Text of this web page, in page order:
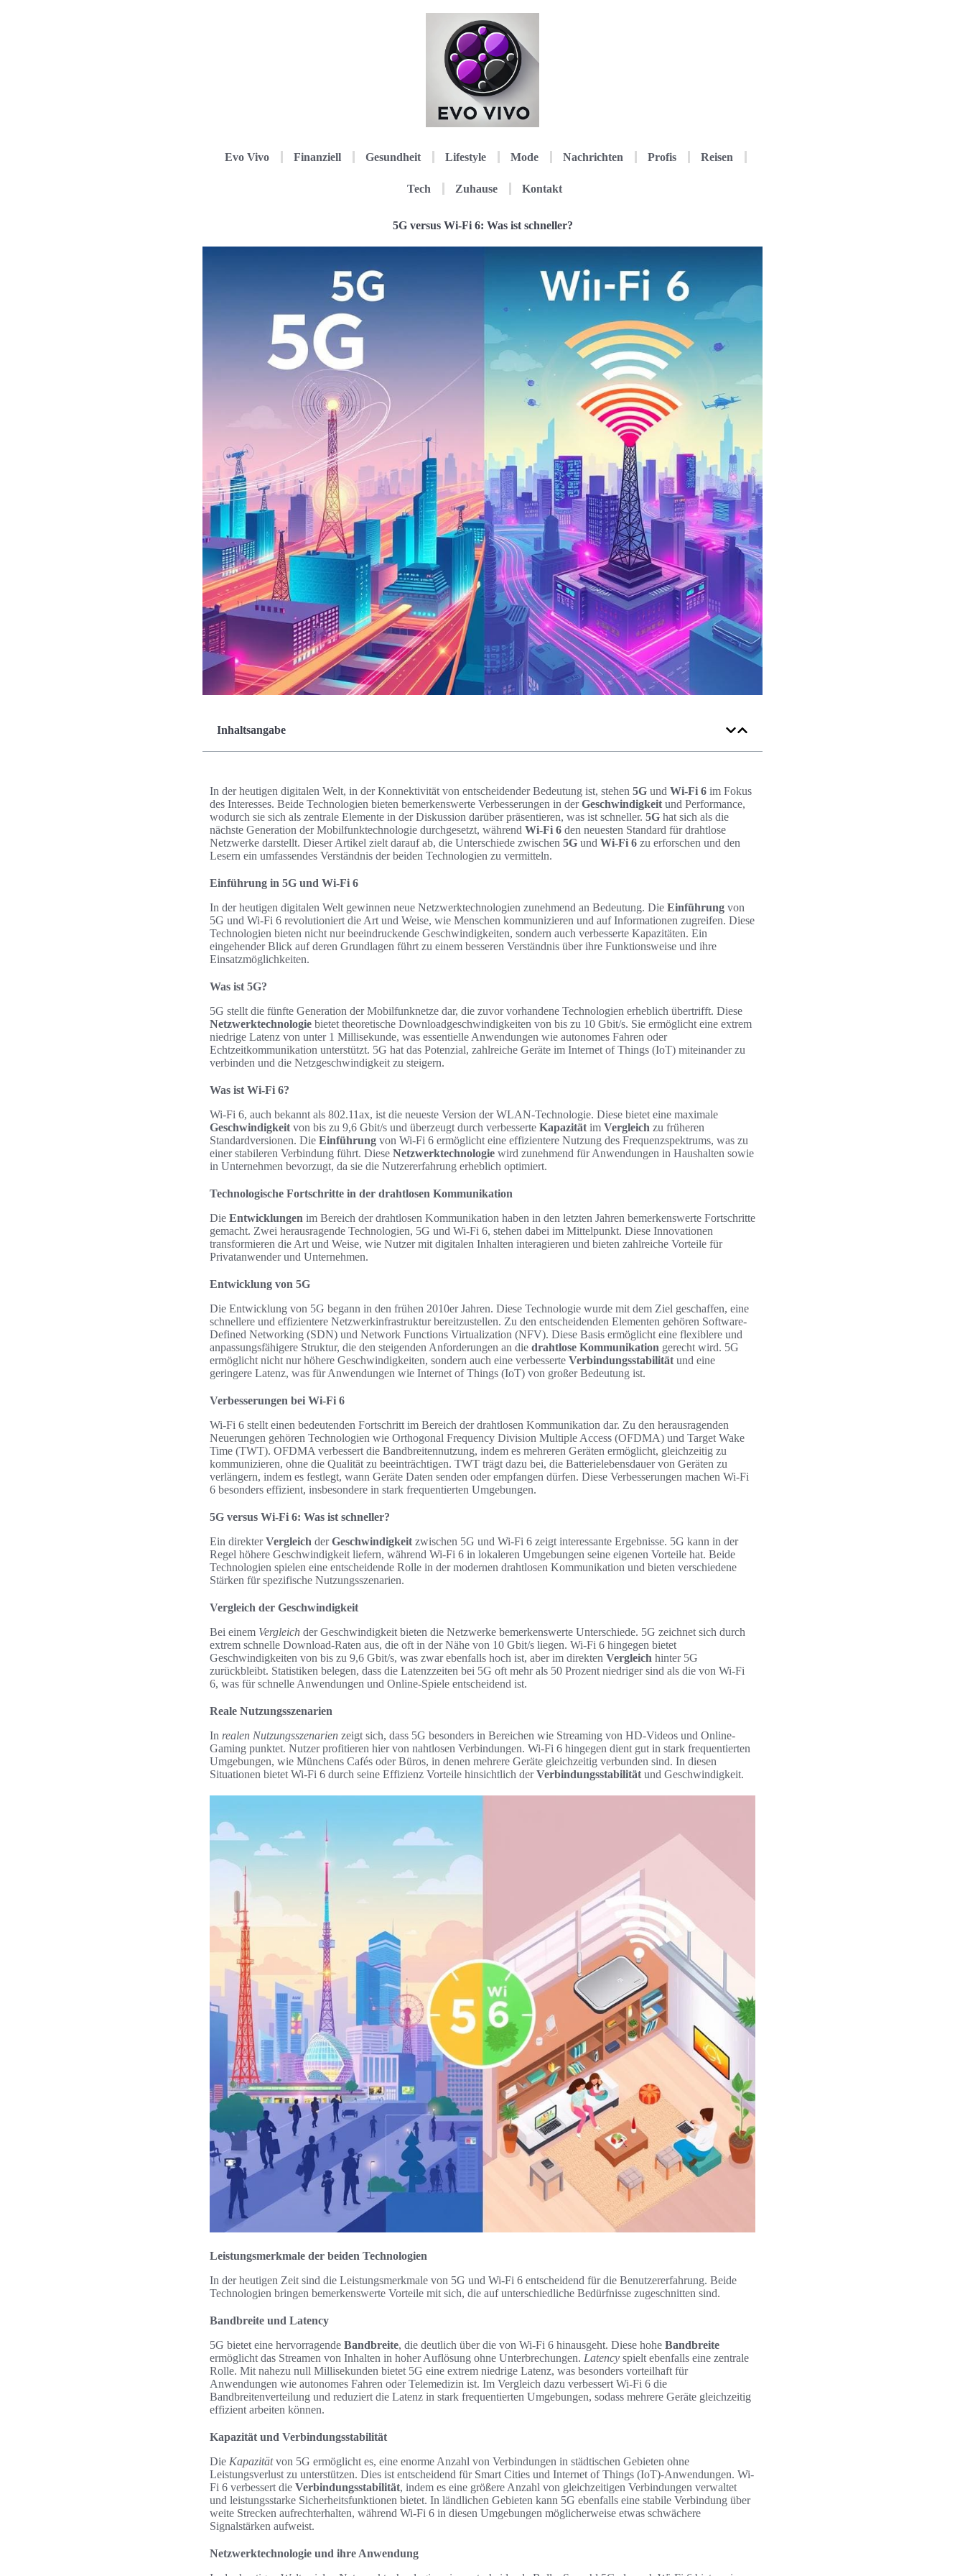
Evo Vivo Finanziell Gesundheit Lifestyle Mode Nachrichten Profis Reisen
Tech Zuhause Kontakt
5G versus Wi-Fi 6: Was ist schneller?
Inhaltsangabe
In der heutigen digitalen Welt, in der Konnektivität von entscheidender Bedeutung ist, stehen 5G und Wi-Fi 6 im Fokus
des Interesses. Beide Technologien bieten bemerkenswerte Verbesserungen in derGeschwindigkeit und Performance,
wodurch sie sich als zentrale Elemente in der Diskussion darüber präsentieren, was ist schneller. 5G hat sich als die
nächste Generation der Mobilfunktechnologie durchgesetzt, während Wi-Fi 6 den neuesten Standard für drahtlose
Netzwerke darstellt. Dieser Artikel zielt darauf ab, die Unterschiede zwischen 5G und Wi-Fi 6 zu erforschen und den
Lesern ein umfassendes Verständnis der beiden Technologien zu vermitteln.
Einführung in 5G und Wi-Fi 6
In der heutigen digitalen Welt gewinnen neue Netzwerktechnologien zunehmend an Bedeutung. Die Einführung von
5G und Wi-Fi 6 revolutioniert die Art und Weise, wie Menschen kommunizieren und auf Informationen zugreifen. Diese
Technologien bieten nicht nur beeindruckende Geschwindigkeiten, sondern auch verbesserte Kapazitäten. Ein
eingehender Blick auf deren Grundlagen führt zu einem besseren Verständnis über ihre Funktionsweise und ihre
Einsatzmöglichkeiten.
Was ist 5G?
5G stellt die fünfte Generation der Mobilfunknetze dar, die zuvor vorhandene Technologien erheblich übertrifft. Diese
Netzwerktechnologie bietet theoretische Downloadgeschwindigkeiten von bis zu 10 Gbit/s. Sie ermöglicht eine extrem
niedrige Latenz von unter 1 Millisekunde, was essentielle Anwendungen wie autonomes Fahren oder
Echtzeitkommunikation unterstützt. 5G hat das Potenzial, zahlreiche Geräte im Internet of Things (IoT) miteinander zu
verbinden und die Netzgeschwindigkeit zu steigern.
Was ist Wi-Fi 6?
Wi-Fi 6, auch bekannt als 802.11ax, ist die neueste Version der WLAN-Technologie. Diese bietet eine maximale
Geschwindigkeit von bis zu 9,6 Gbit/s und überzeugt durch verbesserte Kapazität im Vergleich zu früheren
Standardversionen. Die Einführung von Wi-Fi 6 ermöglicht eine effizientere Nutzung des Frequenzspektrums, was zu
einer stabileren Verbindung führt. Diese Netzwerktechnologie wird zunehmend für Anwendungen in Haushalten sowie
in Unternehmen bevorzugt, da sie die Nutzererfahrung erheblich optimiert.
Technologische Fortschritte in der drahtlosen Kommunikation
Die Entwicklungen im Bereich der drahtlosen Kommunikation haben in den letzten Jahren bemerkenswerte Fortschritte
gemacht. Zwei herausragende Technologien, 5G und Wi-Fi 6, stehen dabei im Mittelpunkt. Diese Innovationen
transformieren die Art und Weise, wie Nutzer mit digitalen Inhalten interagieren und bieten zahlreiche Vorteile für
Privatanwender und Unternehmen.
Entwicklung von 5G
Die Entwicklung von 5G begann in den frühen 2010er Jahren. Diese Technologie wurde mit dem Ziel geschaffen, eine
schnellere und effizientere Netzwerkinfrastruktur bereitzustellen. Zu den entscheidenden Elementen gehören Software-
Defined Networking (SDN) und Network Functions Virtualization (NFV). Diese Basis ermöglicht eine flexiblere und
anpassungsfähigere Struktur, die den steigenden Anforderungen an die drahtlose Kommunikation gerecht wird. 5G
ermöglicht nicht nur höhere Geschwindigkeiten, sondern auch eine verbesserte Verbindungsstabilität und eine
geringere Latenz, was für Anwendungen wie Internet of Things (IoT) von großer Bedeutung ist.
Verbesserungen bei Wi-Fi 6
Wi-Fi 6 stellt einen bedeutenden Fortschritt im Bereich der drahtlosen Kommunikation dar. Zu den herausragenden
Neuerungen gehören Technologien wie Orthogonal Frequency Division Multiple Access (OFDMA) und Target Wake
Time (TWT). OFDMA verbessert die Bandbreitennutzung, indem es mehreren Geräten ermöglicht, gleichzeitig zu
kommunizieren, ohne die Qualität zu beeinträchtigen. TWT trägt dazu bei, die Batterielebensdauer von Geräten zu
verlängern, indem es festlegt, wann Geräte Daten senden oder empfangen dürfen. Diese Verbesserungen machen Wi-Fi
6 besonders effizient, insbesondere in stark frequentierten Umgebungen.
5G versus Wi-Fi 6: Was ist schneller?
Ein direkterVergleich derGeschwindigkeit zwischen 5G und Wi-Fi 6 zeigt interessante Ergebnisse. 5G kann in der
Regel höhere Geschwindigkeit liefern, während Wi-Fi 6 in lokaleren Umgebungen seine eigenen Vorteile hat. Beide
Technologien spielen eine entscheidende Rolle in der modernen drahtlosen Kommunikation und bieten verschiedene
Stärken für spezifische Nutzungsszenarien.
Vergleich der Geschwindigkeit
Bei einem Vergleich der Geschwindigkeit bieten die Netzwerke bemerkenswerte Unterschiede. 5G zeichnet sich durch
extrem schnelle Download-Raten aus, die oft in der Nähe von 10 Gbit/s liegen. Wi-Fi 6 hingegen bietet
Geschwindigkeiten von bis zu 9,6 Gbit/s, was zwar ebenfalls hoch ist, aber im direkten Vergleich hinter 5G
zurückbleibt. Statistiken belegen, dass die Latenzzeiten bei 5G oft mehr als 50 Prozent niedriger sind als die von Wi-Fi
6, was für schnelle Anwendungen und Online-Spiele entscheidend ist.
Reale Nutzungsszenarien
In realen Nutzungsszenarien zeigt sich, dass 5G besonders in Bereichen wie Streaming von HD-Videos und Online-
Gaming punktet. Nutzer profitieren hier von nahtlosen Verbindungen. Wi-Fi 6 hingegen dient gut in stark frequentierten
Umgebungen, wie Münchens Cafés oder Büros, in denen mehrere Geräte gleichzeitig verbunden sind. In diesen
Situationen bietet Wi-Fi 6 durch seine Effizienz Vorteile hinsichtlich derVerbindungsstabilität und Geschwindigkeit.
Leistungsmerkmale der beiden Technologien
In der heutigen Zeit sind die Leistungsmerkmale von 5G und Wi-Fi 6 entscheidend für die Benutzererfahrung. Beide
Technologien bringen bemerkenswerte Vorteile mit sich, die auf unterschiedliche Bedürfnisse zugeschnitten sind.
Bandbreite und Latency
5G bietet eine hervorragende Bandbreite, die deutlich über die von Wi-Fi 6 hinausgeht. Diese hohe Bandbreite
ermöglicht das Streamen von Inhalten in hoher Auflösung ohne Unterbrechungen. Latency spielt ebenfalls eine zentrale
Rolle. Mit nahezu null Millisekunden bietet 5G eine extrem niedrige Latenz, was besonders vorteilhaft für
Anwendungen wie autonomes Fahren oder Telemedizin ist. Im Vergleich dazu verbessert Wi-Fi 6 die
Bandbreitenverteilung und reduziert die Latenz in stark frequentierten Umgebungen, sodass mehrere Geräte gleichzeitig
effizient arbeiten können.
Kapazität und Verbindungsstabilität
Die Kapazitätvon 5G ermöglicht es, eine enorme Anzahl von Verbindungen in städtischen Gebieten ohne
Leistungsverlust zu unterstützen. Dies ist entscheidend für Smart Cities und Internet of Things (IoT)-Anwendungen. Wi-
Fi 6 verbessert die Verbindungsstabilität, indem es eine größere Anzahl von gleichzeitigen Verbindungen verwaltet
und leistungsstarke Sicherheitsfunktionen bietet. In ländlichen Gebieten kann 5G ebenfalls eine stabile Verbindung über
weite Strecken aufrechterhalten, während Wi-Fi 6 in diesen Umgebungen möglicherweise etwas schwächere
Signalstärken aufweist.
Netzwerktechnologie und ihre Anwendung